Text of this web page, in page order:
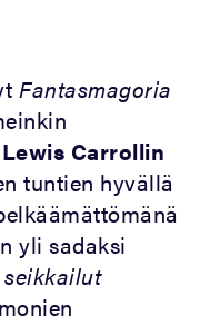
Fantasmagoria
Lewis Carrollin
tuntien hyvällä
yli sadaksi